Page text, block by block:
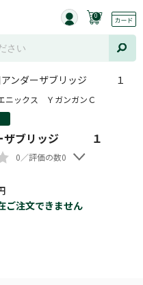
0
アンダーザブリッジ １
ニックス ＹガンガンＣ
ーザブリッジ １
0／評価の数0
ご注文できません